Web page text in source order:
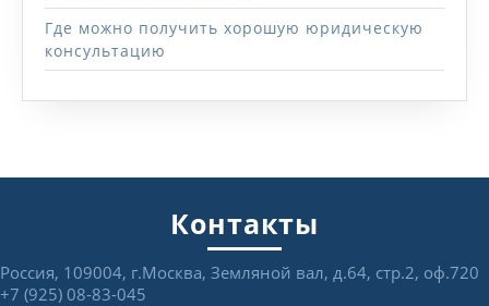
Где можно получить хорошую юридическую
консультацию
Контакты
Россия, 109004, г.Москва, Земляной вал, д.64, стр.2, оф.720
+7 (925) 08-83-045